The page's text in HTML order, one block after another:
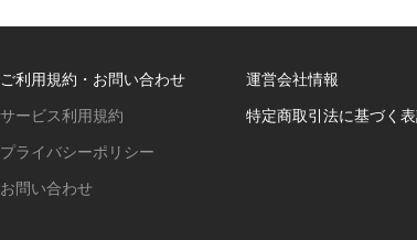
ご利用規約・お問い合わせ
サービス利用規約
プライバシーポリシー
お問い合わせ
運営会社情報
特定商取引法に基づく